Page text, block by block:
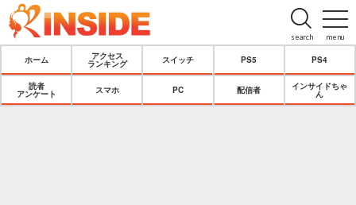
menu
search
ホーム
アクセス
ランキング
スイッチ PS5 PS4
読者
アンケート
スマホ PC 配信者
インサイドちゃ
ん